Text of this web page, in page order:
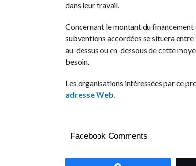
dans leur travail.
Concernant le montant du
subventions accordées se situera
au-dessus ou en-dessous de cette
besoin.
Les organisations intéressées par ce
adresse Web.
Facebook Comments